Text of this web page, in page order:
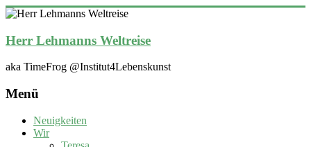
Zum
springen
Herr Lehmanns Weltreise
aka TimeFrog @Institut4Lebenskunst
Menü
Neuigkeiten
Wir